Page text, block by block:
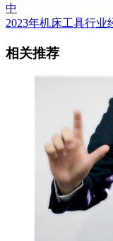
中
2023年机床工具行业
相关推荐